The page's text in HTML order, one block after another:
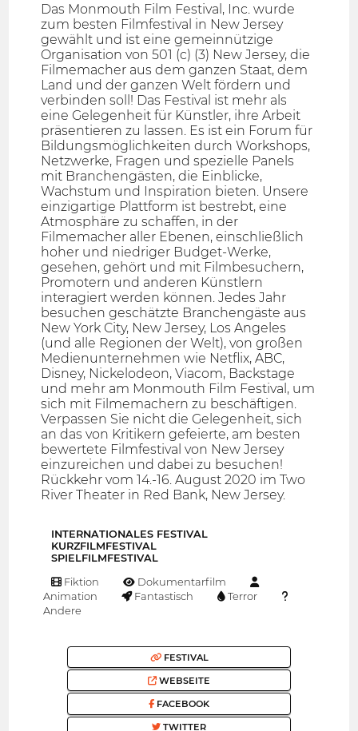
Das Monmouth Film Festival, Inc. wurde
zum besten Filmfestival in New Jersey
gewählt und ist eine gemeinnützige
Organisation von 501 (c) (3) New Jersey, die
Filmemacher aus dem ganzen Staat, dem
Land und der ganzen Welt fördern und
verbinden soll! Das Festival ist mehr als
eine Gelegenheit für Künstler, ihre Arbeit
präsentieren zu lassen. Es ist ein Forum für
Bildungsmöglichkeiten durch Workshops,
Netzwerke, Fragen und spezielle Panels
mit Branchengästen, die Einblicke,
Wachstum und Inspiration bieten. Unsere
einzigartige Plattform ist bestrebt, eine
Atmosphäre zu schaffen, in der
Filmemacher aller Ebenen, einschließlich
hoher und niedriger Budget-Werke,
gesehen, gehört und mit Filmbesuchern,
Promotern und anderen Künstlern
interagiert werden können. Jedes Jahr
besuchen geschätzte Branchengäste aus
New York City, New Jersey, Los Angeles
(und alle Regionen der Welt), von großen
Medienunternehmen wie Netflix, ABC,
Disney, Nickelodeon, Viacom, Backstage
und mehr am Monmouth Film Festival, um
sich mit Filmemachern zu beschäftigen.
Verpassen Sie nicht die Gelegenheit, sich
an das von Kritikern gefeierte, am besten
bewertete Filmfestival von New Jersey
einzureichen und dabei zu besuchen!
Rückkehr vom 14.-16. August 2020 im Two
River Theater in Red Bank, New Jersey.
INTERNATIONALES FESTIVAL
KURZFILMFESTIVAL
SPIELFILMFESTIVAL
Fiktion
Dokumentarfilm
Animation
Fantastisch
Terror
Andere
FESTIVAL
WEBSEITE
FACEBOOK
TWITTER